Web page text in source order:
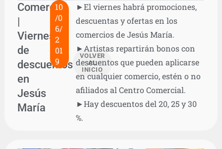
Comercio
|
Viernes
de
descuentos
en
Jesús
María
10
/0
6/
2
01
9
VOLVER
AL
INICIO
►El viernes habrá promociones,
descuentas y ofertas en los
comercios de Jesús María.
►Artistas repartirán bonos con
descuentos que pueden aplicarse
en cualquier comercio, estén o no
afiliados al Centro Comercial.
►Hay descuentos del 20, 25 y 30
%.